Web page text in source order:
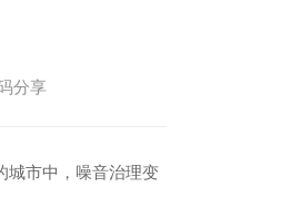
分享
城市中，噪音治理变